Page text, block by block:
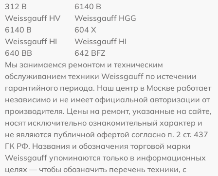
312 B
6140 B
Weissgauff HV
6140 B
Weissgauff HGG
604 X
Weissgauff HI
640 BB
Weissgauff HI
642 BFZ
Мы занимаемся ремонтом и техническим
обслуживанием техники Weissgauff по истечении
гарантийного периода. Наш центр в Москве работает
независимо и не имеет официальной авторизации от
производителя. Цены на ремонт, указанные на сайте,
носят исключительно ознакомительный характер и
не являются публичной офертой согласно п. 2 ст. 437
ГК РФ. Названия и обозначения торговой марки
Weissgauff упоминаются только в информационных
целях — чтобы обозначить перечень техники, с